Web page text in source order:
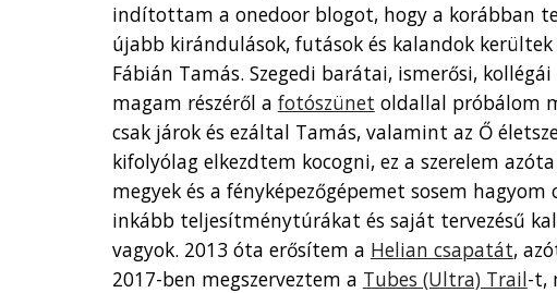
indítottam a onedoor blogot, hogy a korábban
újabb kirándulások, futások és kalandok kerültek
Fábián Tamás. Szegedi barátai, ismerősi,
magam részéről a fotószünet oldallal próbálom
csak járok és ezáltal Tamás, valamint az Ő
kifolyólag elkezdtem kocogni, ez a szerelem
megyek és a fényképezőgépemet sosem
inkább teljesítménytúrákat és saját tervezésű
vagyok. 2013 óta erősítem a Helian csapatát,
2017-ben megszerveztem a Tubes (Ultra) Trail-t,